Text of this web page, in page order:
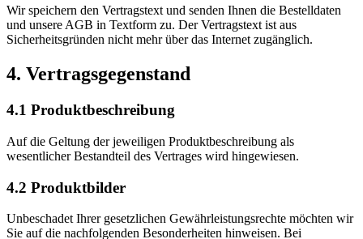
Wir speichern den Vertragstext und senden Ihnen die Bestelldaten
und unsere AGB in Textform zu. Der Vertragstext ist aus
Sicherheitsgründen nicht mehr über das Internet zugänglich.
4. Vertragsgegenstand
4.1 Produktbeschreibung
Auf die Geltung der jeweiligen Produktbeschreibung als
wesentlicher Bestandteil des Vertrages wird hingewiesen.
4.2 Produktbilder
Unbeschadet Ihrer gesetzlichen Gewährleistungsrechte möchten wir
Sie auf die nachfolgenden Besonderheiten hinweisen. Bei